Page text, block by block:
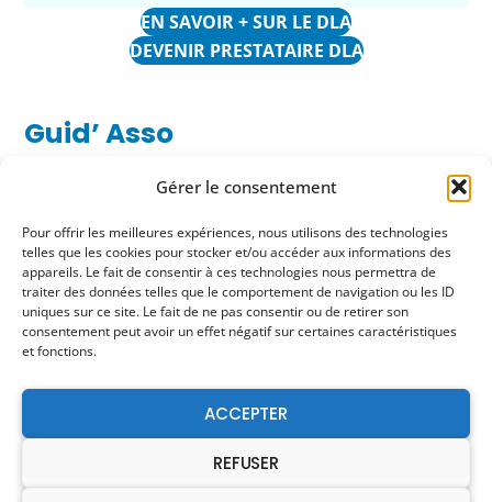
Gérer le consentement
Pour offrir les meilleures expériences, nous utilisons des technologies
telles que les cookies pour stocker et/ou accéder aux informations des
appareils. Le fait de consentir à ces technologies nous permettra de
traiter des données telles que le comportement de navigation ou les ID
uniques sur ce site. Le fait de ne pas consentir ou de retirer son
consentement peut avoir un effet négatif sur certaines caractéristiques
et fonctions.
ACCEPTER
REFUSER
EN SAVOIR + SUR LE DLA
DEVENIR PRESTATAIRE DLA
Guid’ Asso
de proximité et d’appui à la vie
associative Girondine